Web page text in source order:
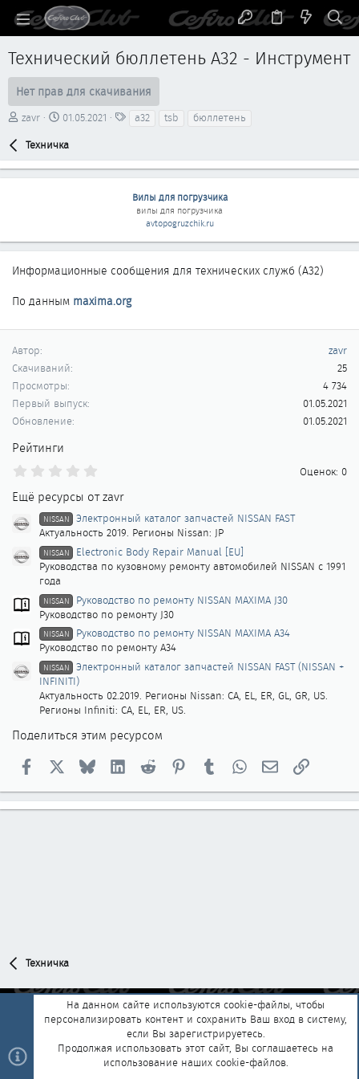
Технический бюллетень A32 - Инструмент
Нет прав для скачивания
А
о
р
zavr
Д
т
а
с
н
я
01.05.2021
и
a32 tsb
бюллетень
Техничка
Вилы для погрузчика
вилы для погрузчика
avtopogruzchik.ru
Информационные сообщения для технических служб (A32)
По данным maxima.org
Автор
zavr
Скачиваний
25
Просмотры
4 734
Первый выпуск
01.05.2021
Обновление
01.05.2021
Рейтинги
0
0
з
в
ё
з
д
Оценок: 0
Ещё ресурсы от zavr
NISSAN
Электронный каталог запчастей NISSAN FAST
Актуальность 2019. Регионы Nissan: JP
NISSAN
Electronic Body Repair Manual [EU]
Руководства по кузовному ремонту автомобилей NISSAN с 1991
года
NISSAN
Руководство по ремонту NISSAN MAXIMA J30
Руководство по ремонту J30
NISSAN
Руководство по ремонту NISSAN MAXIMA A34
Руководство по ремонту A34
NISSAN
Электронный каталог запчастей NISSAN FAST (NISSAN +
INFINITI)
Актуальность 02.2019. Регионы Nissan: CA, EL, ER, GL, GR, US.
Регионы Infiniti: CA, EL, ER, US.
Поделиться этим ресурсом
Facebook BlueskyLinkedInReddit PinterestTumblrWhatsAppЭлектронная
Ссылка
Техничка
Обратная связь
Условия и правила
Политика конфиденциальности
Помощь Главная
R
На данном сайте используются cookie-файлы, чтобы
персонализировать контент и сохранить Ваш вход в систему,
если Вы зарегистрируетесь.
Продолжая использовать этот сайт, Вы соглашаетесь на
использование наших cookie-файлов.